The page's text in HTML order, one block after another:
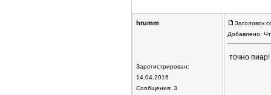
hrumm
Зарегистрирован:
14.04.2016
Сообщения: 3
Заголовок
Добавлено:
точно